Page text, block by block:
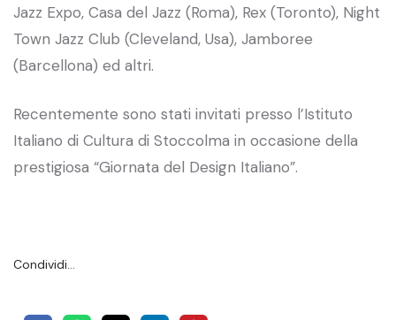
Jazz Expo, Casa del Jazz (Roma), Rex (Toronto), Night
Town Jazz Club (Cleveland, Usa), Jamboree
(Barcellona) ed altri.
Recentemente sono stati invitati presso l’Istituto
Italiano di Cultura di Stoccolma in occasione della
prestigiosa “Giornata del Design Italiano”.
Condividi…